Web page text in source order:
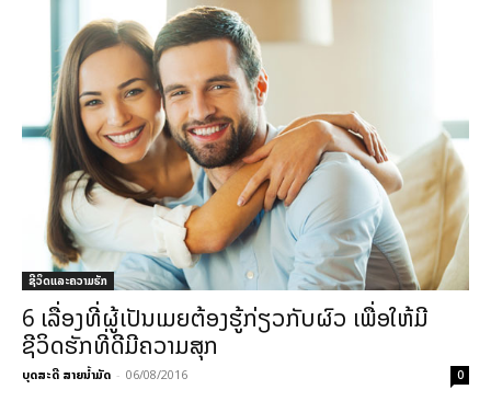
ຊີວິດແລະຄວາມຮັກ
6 ເລື່ອງທີ່ຜູ້ເປັນເມຍຕ້ອງຮູ້ກ່ຽວກັບຜົວ ເພື່ອໃຫ້ມີ
ຊີວິດຮັກທີ່ດີມີຄວາມສຸກ
ບຸດສະດີ ສາຍນ້ຳມັດ - 06/08/2016 0